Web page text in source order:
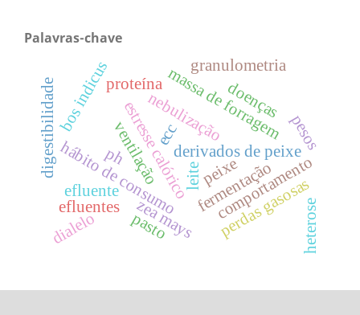
Palavras-chave
peixe
derivados de peixe
hábito de consumo comportamento
estresse calórico
nebulização
ventilação
digestibilidade
efluente fermentação
ph
proteína massa de forragem
zea mays
granulometria
efluentes perdas gasosas
pesos
pasto
doenças
leite
bos indicus
ecc
dialelo heterose